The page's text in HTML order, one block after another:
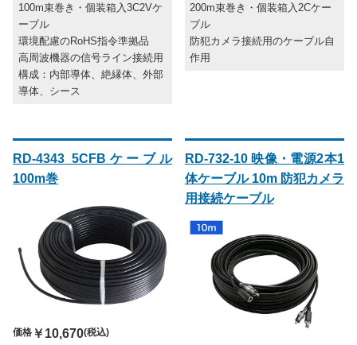
100m束巻き・個装箱入3C2Vケ
ーブル
環境配慮のRoHS指令準拠品
高周波機器の信号ライン接続用
構成：内部導体、絶縁体、外部
導体、シース
200m束巻き・個装箱入2Cケー
ブル
防犯カメラ接続用のケーブル自
作用
RD-4343 5CFBケーブル
100m巻
価格 ￥10,670(税込)
RD-732-10 映像・電源2本1
体ケーブル 10m 防犯カメラ
用接続ケーブル